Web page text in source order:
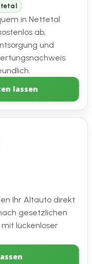
in Nettetal
ab,
und
lassen
Ihr Altauto direkt
gesetzlichen
lückenloser